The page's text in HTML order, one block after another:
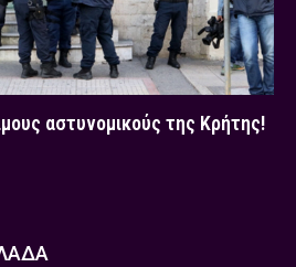
αστυνομικούς της Κρήτης!